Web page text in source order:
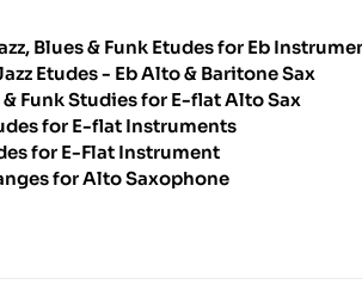
Blues & Funk Etudes for Eb
Etudes - Eb Alto & Baritone Sax
& Funk Studies for E-flat Alto Sax
for E-flat Instruments
for E-Flat Instrument
for Alto Saxophone